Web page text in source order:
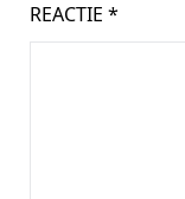
REACTIE *